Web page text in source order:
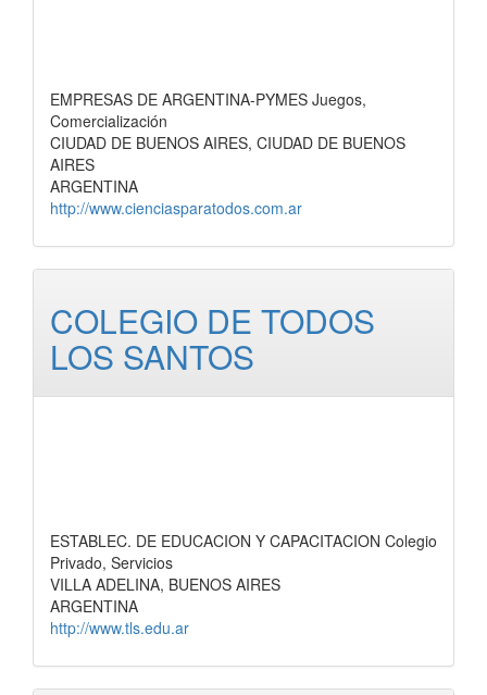
EMPRESAS DE ARGENTINA-PYMES Juegos,
Comercialización
CIUDAD DE BUENOS AIRES, CIUDAD DE BUENOS
AIRES
ARGENTINA
http://www.cienciasparatodos.com.ar
COLEGIO DE TODOS
LOS SANTOS
ESTABLEC. DE EDUCACION Y CAPACITACION Colegio
Privado, Servicios
VILLA ADELINA, BUENOS AIRES
ARGENTINA
http://www.tls.edu.ar